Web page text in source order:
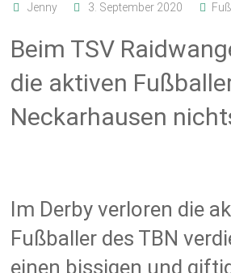
Jenny 3. September 2020
Beim TSV
die aktiven
Neckarhausen
Im Derby verloren die
Fußballer des TBN
einen bissigen und